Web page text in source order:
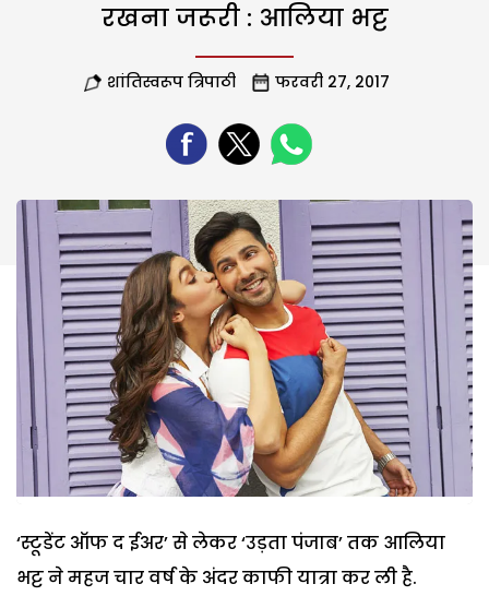
रखना जरूरी : आलिया भट्ट
शांतिस्वरूप त्रिपाठी फरवरी 27, 2017
‘स्टूडेंट ऑफ द ईअर’ से लेकर ‘उड़ता पंजाब’ तक आलिया
भट्ट ने महज चार वर्ष के अंदर काफी यात्रा कर ली है.